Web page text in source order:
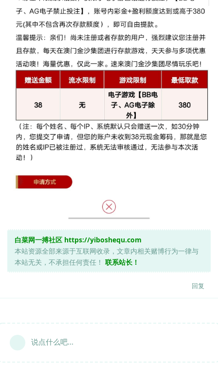
白菜网一搏社区 https://yiboshequ.com
本站资源全部来源于互联网收录，文章内相关赌博行为一律与
本站无关，不承担任何责任！ 联系站长！
回复
说点什么吧...